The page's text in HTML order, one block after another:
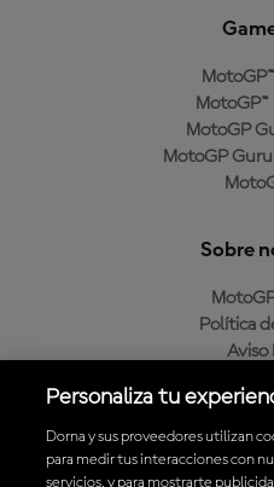
MotoGP
MotoGP
Sobre
Política
Aviso
Política
Personaliza tu
Dorna y sus proveedores utilizan
para medir tus interacciones con
servicios, y para mostrarte